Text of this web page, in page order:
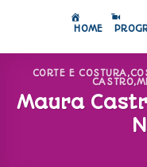
HOME
CORTE E COSTURA,
CASTRO,
Maura